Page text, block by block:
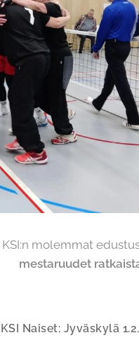
KSI:n molemmat
mestaruudet
KSI Naiset: Jyväskylä